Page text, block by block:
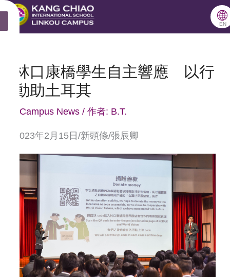
🌐
EN
林口康橋學生自主響應 以行
動助土耳其
Campus News/ 作者: B.T.
2023年2月15日/新頭條/張辰卿